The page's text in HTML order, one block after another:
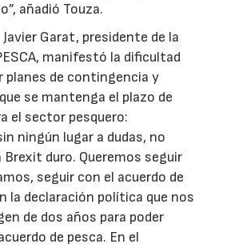
añadió Touza.
Garat, presidente de la
manifestó la dificultad
planes de contingencia y
se mantenga el plazo de
el sector pesquero:
ningún lugar a dudas, no
Brexit duro. Queremos seguir
seguir con el acuerdo de
la declaración política que nos
de dos años para poder
de pesca. En el